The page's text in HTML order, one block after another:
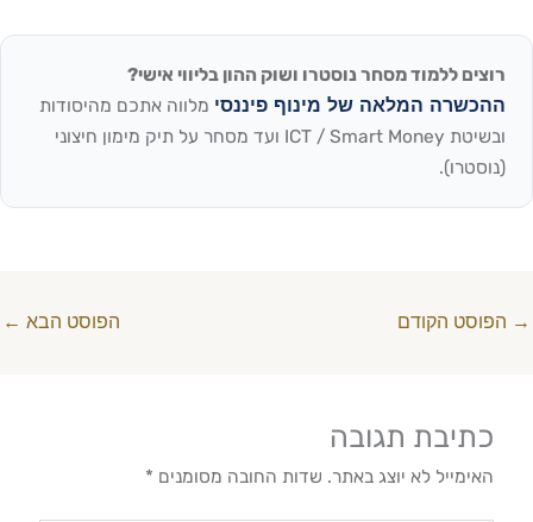
רוצים ללמוד מסחר נוסטרו ושוק ההון בליווי אישי?
ההכשרה המלאה של מינוף פיננסי מלווה אתכם מהיסודות
ובשיטת ICT / Smart Money ועד מסחר על תיק מימון חיצוני
(נוסטרו).
→ הפוסט הקודם הפוסט הבא ←
כתיבת תגובה
האימייל לא יוצג באתר. שדות החובה מסומנים *